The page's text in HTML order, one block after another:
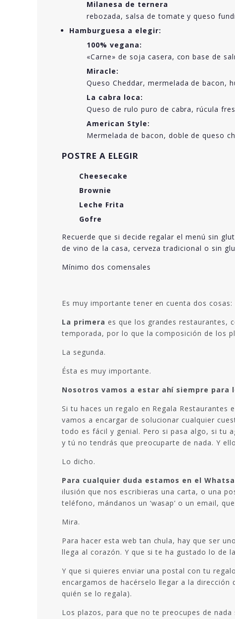
Milanesa de ternera
rebozada, salsa de tomate y queso
Hamburguesa a elegir:
100% vegana:
«Carne» de soja casera, con base de
Miracle:
Queso Cheddar, mermelada de bacon,
La cabra loca:
Queso de rulo puro de cabra, rúcula
American Style:
Mermelada de bacon, doble de queso
POSTRE A ELEGIR
Cheesecake
Brownie
Leche Frita
Gofre
Recuerde que si decide regalar el menú sin
de vino de la casa, cerveza tradicional o sin
Mínimo dos comensales
Es muy importante tener en cuenta dos cosas:
La primera es que los grandes restaurantes,
temporada, por lo que la composición de los
La segunda.
Ésta es muy importante.
Nosotros vamos a estar ahí siempre para
Si tu haces un regalo en Regala
vamos a encargar de solucionar cualquier
todo es fácil y genial. Pero si pasa algo, si tu
y tú no tendrás que preocuparte de nada. Y
Lo dicho.
Para cualquier duda estamos en el
ilusión que nos escribieras una carta, o una
teléfono, mándanos un ‘wasap’ o un email,
Mira.
Para hacer esta web tan chula, hay que ser
llega al corazón. Y que si te ha gustado lo de
Y que si quieres enviar una postal con tu
encargamos de hacérselo llegar a la
quién se lo regala).
Los plazos, para que no te preocupes de